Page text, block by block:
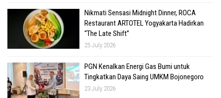
Nikmati Sensasi Midnight Dinner, ROCA
Restaurant ARTOTEL Yogyakarta Hadirkan
“The Late Shift”
25 July 2026
PGN Kenalkan Energi Gas Bumi untuk
Tingkatkan Daya Saing UMKM Bojonegoro
23 July 2026